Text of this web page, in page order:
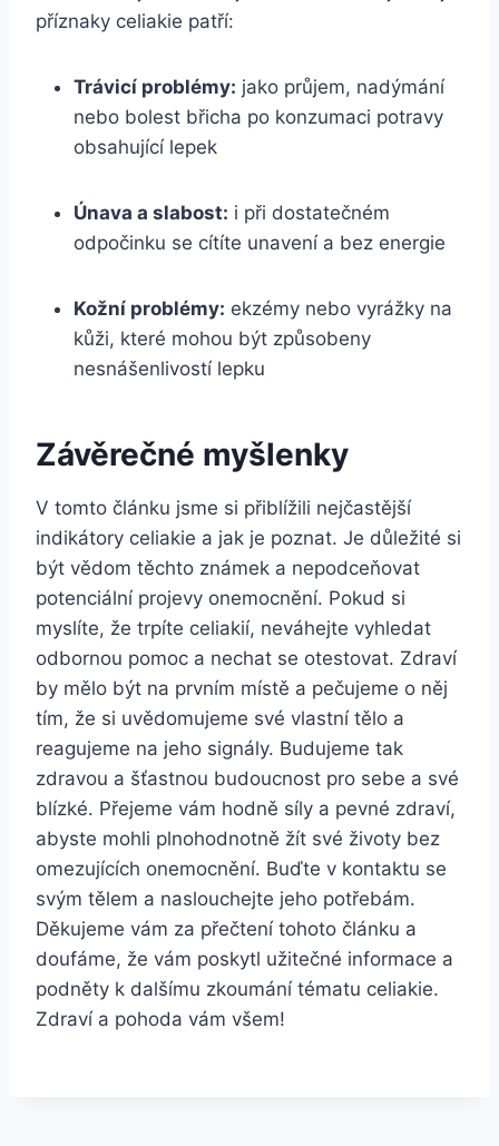
příznaky celiakie patří:
Trávicí problémy: jako průjem, nadýmání
nebo bolest břicha po konzumaci potravy
obsahující lepek
Únava a slabost: i při dostatečném
odpočinku se cítíte unavení a bez energie
Kožní problémy: ekzémy nebo vyrážky na
kůži, které mohou být způsobeny
nesnášenlivostí lepku
Závěrečné myšlenky
V tomto článku jsme si přiblížili nejčastější
indikátory celiakie a jak je poznat. Je důležité si
být vědom těchto známek a nepodceňovat
potenciální projevy onemocnění. Pokud si
myslíte, že trpíte celiakií, neváhejte vyhledat
odbornou pomoc a nechat se otestovat. Zdraví
by mělo být na prvním místě a pečujeme o něj
tím, že si uvědomujeme své vlastní tělo a
reagujeme na jeho signály. Budujeme tak
zdravou a šťastnou budoucnost pro sebe a své
blízké. Přejeme vám hodně síly a pevné zdraví,
abyste mohli plnohodnotně žít své životy bez
omezujících onemocnění. Buďte v kontaktu se
svým tělem a naslouchejte jeho potřebám.
Děkujeme vám za přečtení tohoto článku a
doufáme, že vám poskytl užitečné informace a
podněty k dalšímu zkoumání tématu celiakie.
Zdraví a pohoda vám všem!